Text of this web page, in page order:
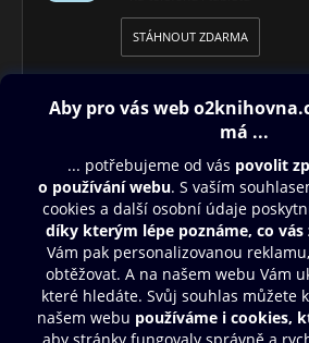
STÁHNOUT ZDARMA
Obsah ke stažení
Moje O2 Knihovna
Další zábava